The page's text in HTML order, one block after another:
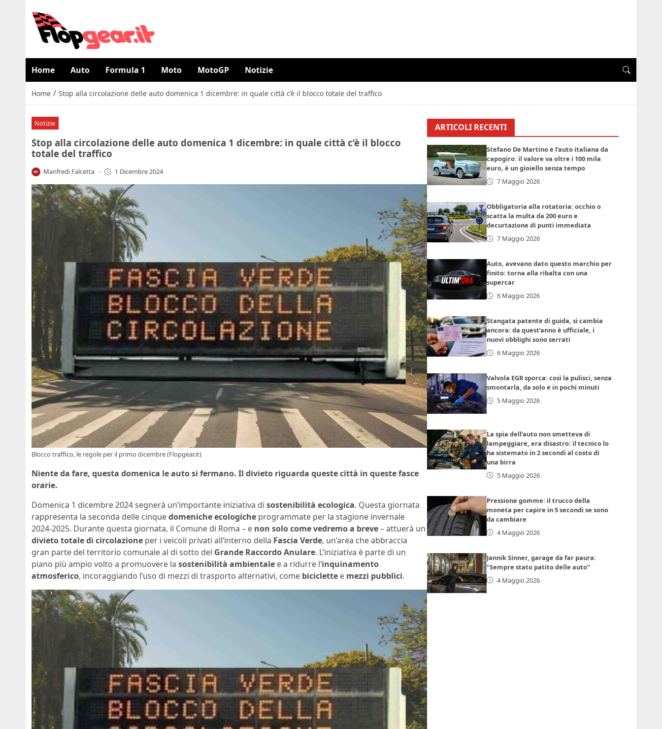
Home Auto Formula 1 Moto MotoGP Notizie
Home / Stop alla circolazione delle auto domenica 1 dicembre: in quale città c’è il blocco totale del traffico
Notizie
Stop alla circolazione delle auto domenica 1 dicembre: in quale città c’è il blocco
totale del traffico
Manfredi Falcetta - 1 Dicembre 2024
Blocco traffico, le regole per il primo dicembre (Flopgear.it)
Niente da fare, questa domenica le auto si fermano. Il divieto riguarda queste città in queste fasce
orarie.
Domenica 1 dicembre 2024 segnerà un’importante iniziativa di sostenibilità ecologica. Questa giornata
rappresenta la seconda delle cinquedomeniche ecologiche programmate per la stagione invernale
2024-2025. Durante questa giornata, il Comune di Roma – e non solo come vedremo a breve– attuerà un
divieto totale di circolazione per i veicoli privati all’interno della Fascia Verde, un’area che abbraccia
gran parte del territorio comunale al di sotto del Grande Raccordo Anulare. L’iniziativa è parte di un
piano più ampio volto a promuovere la sostenibilità ambientale e a ridurre l’inquinamento
atmosferico, incoraggiando l’uso di mezzi di trasporto alternativi, come biciclette e mezzi pubblici.
ARTICOLI RECENTI
Stefano De Martino e l’auto italiana da
capogiro: il valore va oltre i 100 mila
euro, è un gioiello senza tempo
7 Maggio 2026
Obbligatoria alla rotatoria: occhio o
scatta la multa da 200 euro e
decurtazione di punti immediata
7 Maggio 2026
Auto, avevano dato questo marchio per
finito: torna alla ribalta con una
supercar
6 Maggio 2026
Stangata patente di guida, si cambia
ancora: da quest’anno è ufficiale, i
nuovi obblighi sono serrati
6 Maggio 2026
Valvola EGR sporca: così la pulisci, senza
smontarla, da solo e in pochi minuti
5 Maggio 2026
La spia dell’auto non smetteva di
lampeggiare, era disastro: il tecnico lo
ha sistemato in 2 secondi al costo di
una birra
5 Maggio 2026
Pressione gomme: il trucco della
moneta per capire in 5 secondi se sono
da cambiare
4 Maggio 2026
Jannik Sinner, garage da far paura:
“Sempre stato patito delle auto”
4 Maggio 2026